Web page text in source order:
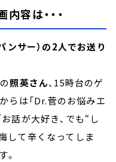
容は・・・
ンサー）の2人でお送り
照英さん、15時台のゲ
からは「Dr.菅のお悩みエ
話が大好き、でも“し
して辛くなってしま
。